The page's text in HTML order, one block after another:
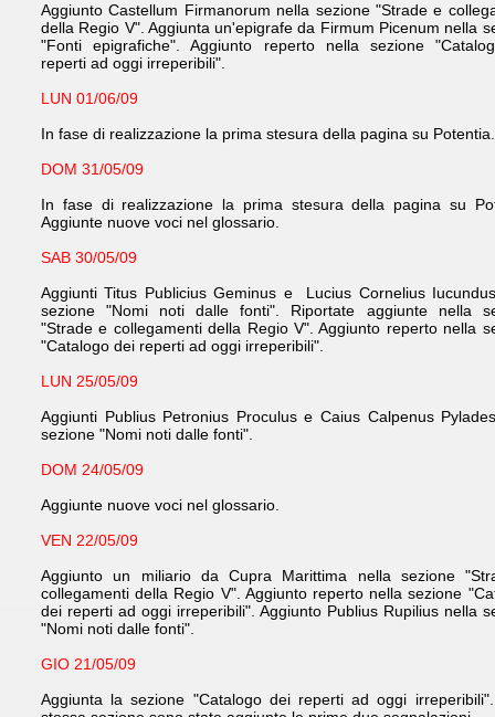
Aggiunto Castellum Firmanorum nella sezione "Strade e
della Regio V". Aggiunta un'epigrafe da Firmum Picenum nella
"Fonti epigrafiche". Aggiunto reperto nella sezione
reperti ad oggi irreperibili".
LUN 01/06/09
In fase di realizzazione la prima stesura della pagina su Potentia.
DOM 31/05/09
In fase di realizzazione la prima stesura della pagina su
Aggiunte nuove voci nel glossario.
SAB 30/05/09
Aggiunti Titus Publicius Geminus e Lucius Cornelius
sezione "Nomi noti dalle fonti". Riportate aggiunte nella
"Strade e collegamenti della Regio V". Aggiunto reperto nella
"Catalogo dei reperti ad oggi irreperibili".
LUN 25/05/09
Aggiunti Publius Petronius Proculus e Caius Calpenus
sezione "Nomi noti dalle fonti".
DOM 24/05/09
Aggiunte nuove voci nel glossario.
VEN 22/05/09
Aggiunto un miliario da Cupra Marittima nella sezione
collegamenti della Regio V". Aggiunto reperto nella sezione
dei reperti ad oggi irreperibili". Aggiunto Publius Rupilius nella
"Nomi noti dalle fonti".
GIO 21/05/09
Aggiunta la sezione "Catalogo dei reperti ad oggi